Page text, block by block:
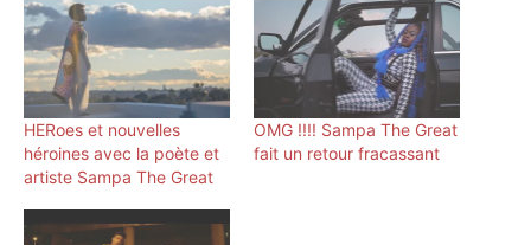
HERoes et nouvelles
héroines avec la poète et
artiste Sampa The Great
OMG !!!! Sampa The Great
fait un retour fracassant